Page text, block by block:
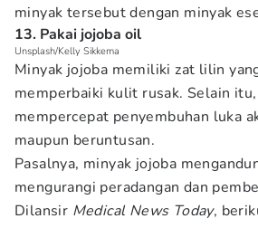
minyak tersebut dengan minyak
13. Pakai jojoba oil
Unsplash/Kelly Sikkema
Minyak jojoba memiliki zat lilin
memperbaiki kulit rusak. Selain
mempercepat penyembuhan luka
maupun beruntusan.
Pasalnya, minyak jojoba
mengurangi peradangan dan
Dilansir Medical News Today,